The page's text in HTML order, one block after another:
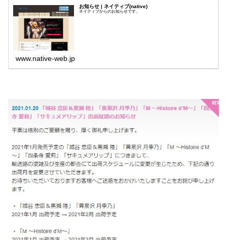
お知らせ | ネイティブ(native)
ネイティブからのお知らせです。
www.native-web.jp